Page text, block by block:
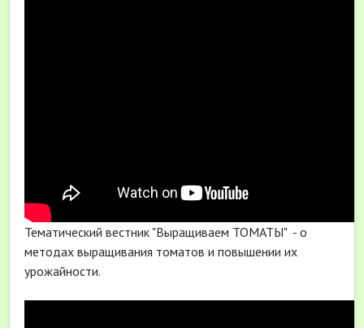
Тематический вестник "Выращиваем ТОМАТЫ" - о
методах выращивания томатов и повышении их
урожайности.